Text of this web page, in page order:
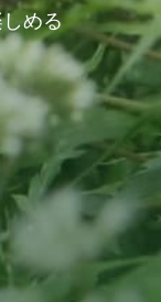
める